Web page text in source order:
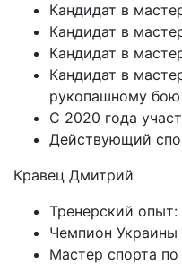
Кандидат в
Кандидат в
Кандидат в
Кандидат в
рукопашному бою
С 2020 года
Действующий
Кравец Дмитрий
Тренерский опыт:
Чемпион Украины
Мастер спорта